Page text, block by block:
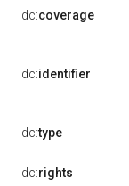
dc:coverage
dc:identifier
dc:type
dc:rights